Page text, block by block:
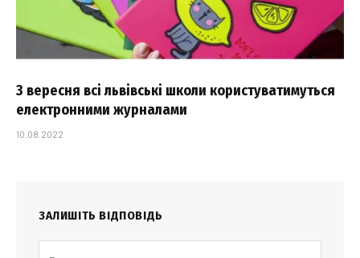
З вересня всі львівські школи користуватимуться
електронними журналами
10.08.2022
ЗАЛИШІТЬ ВІДПОВІДЬ